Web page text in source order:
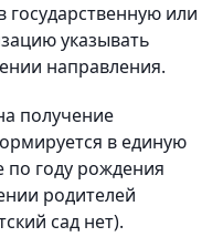
государственную или
указывать
направления.
получение
в единую
по году рождения
родителей
сад нет).